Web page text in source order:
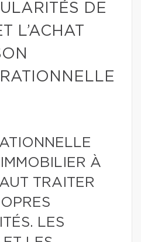
DE
L’ACHAT
À
TRAITER
LES